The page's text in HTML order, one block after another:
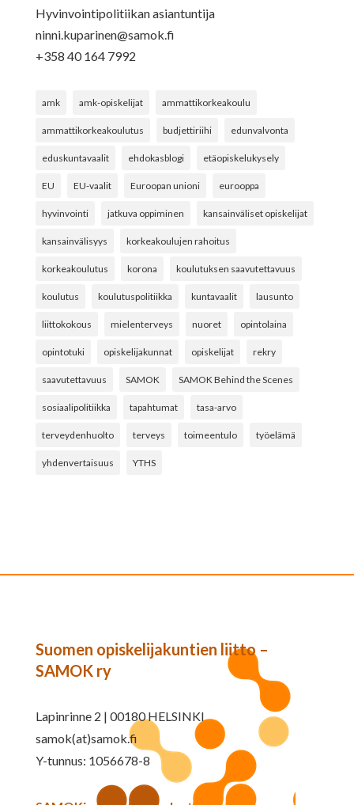
Hyvinvointipolitiikan asiantuntija
ninni.kuparinen@samok.fi
+358 40 164 7992
amk amk-opiskelijat ammattikorkeakoulu
ammattikorkeakoulutus budjettiriihi edunvalvonta
eduskuntavaalit ehdokasblogi etäopiskelukysely
EU EU-vaalit Euroopan unioni eurooppa
hyvinvointi jatkuva oppiminen kansainväliset opiskelijat
kansainvälisyys korkeakoulujen rahoitus
korkeakoulutus korona koulutuksen saavutettavuus
koulutus koulutuspolitiikka kuntavaalit lausunto
liittokokous mielenterveys nuoret opintolaina
opintotuki opiskelijakunnat opiskelijat rekry
saavutettavuus SAMOK SAMOK Behind the Scenes
sosiaalipolitiikka tapahtumat tasa-arvo
terveydenhuolto terveys toimeentulo työelämä
yhdenvertaisuus YTHS
Suomen opiskelijakuntien liitto –
SAMOK ry
Lapinrinne 2 | 00180 HELSINKI
samok(at)samok.fi
Y-tunnus: 1056678-8